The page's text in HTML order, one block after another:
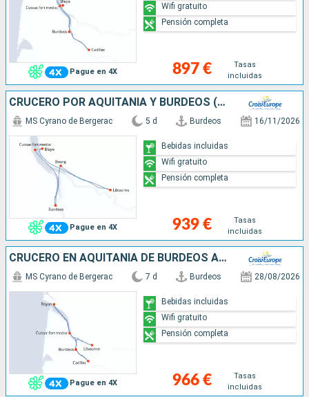
Pague en 4X 897 €
Tasas
incluidas
Wifi gratuito
Pensión completa
CRUCERO POR AQUITANIA Y BURDEOS (FORMULA PUERTO/PUERTO)
Pague en 4X
MS Cyrano de Bergerac 5 d Burdeos 16/11/2026
939 €
Tasas
incluidas
Bebidas incluidas
Wifi gratuito
Pensión completa
CRUCERO EN AQUITANIA DE BURDEOS A ROYAN, EL ESTUARIO DE LA GIRONDA, EL GARONA Y DORDOÑA (FORMULA PUERTO/PUERTO)
Pague en 4X
MS Cyrano de Bergerac 7 d Burdeos 28/08/2026
966 €
Tasas
incluidas
Bebidas incluidas
Wifi gratuito
Pensión completa